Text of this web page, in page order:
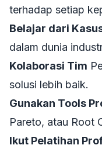
terhadap setiap
Belajar dari
dalam dunia
Kolaborasi Tim
solusi lebih baik.
Gunakan Tools
Pareto, atau Root
Ikut Pelatihan